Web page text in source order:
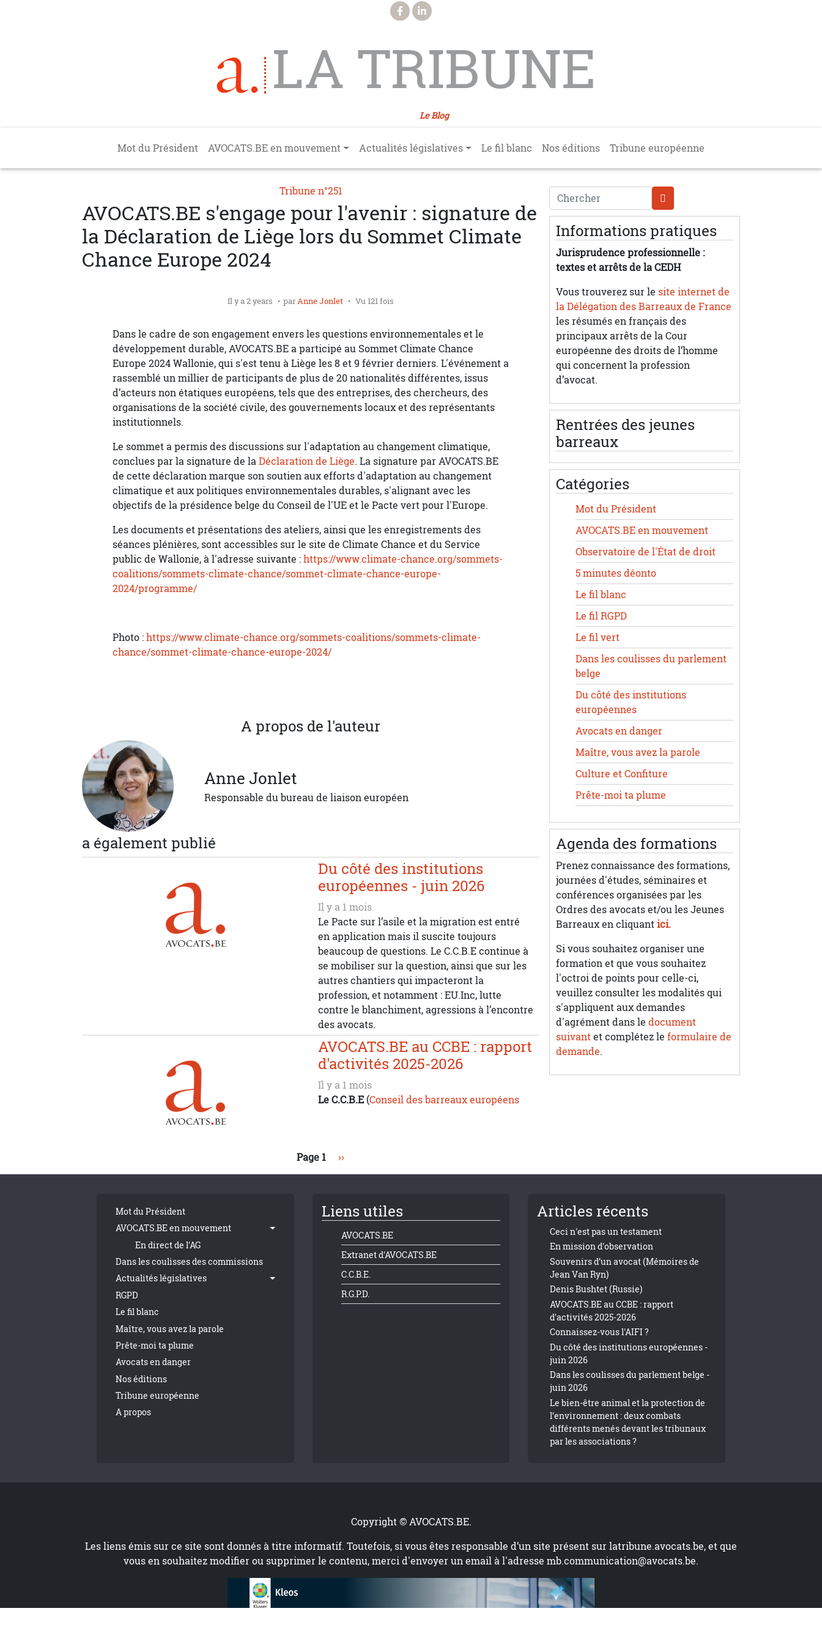
LA TRIBUNE
Le Blog
Main navigation
Mot du Président AVOCATS.BE en mouvement Actualités législatives Le fil blanc Nos éditions Tribune européenne
Tribune n°251
AVOCATS.BE s'engage pour l'avenir : signature de
la Déclaration de Liège lors du Sommet Climate
Chance Europe 2024
Il y a 2 years parAnne Jonlet Vu 121 fois
Dans le cadre de son engagement envers les questions environnementales et le
développement durable, AVOCATS.BE a participé au Sommet Climate Chance
Europe 2024 Wallonie, qui s'est tenu à Liège les 8 et 9 février derniers. L'événement a
rassemblé un millier de participants de plus de 20 nationalités différentes, issus
d’acteurs non étatiques européens, tels que des entreprises, des chercheurs, des
organisations de la société civile, des gouvernements locaux et des représentants
institutionnels.
Le sommet a permis des discussions sur l'adaptation au changement climatique,
conclues par la signature de laDéclaration de Liège. La signature par AVOCATS.BE
de cette déclaration marque son soutien aux efforts d'adaptation au changement
climatique et aux politiques environnementales durables, s'alignant avec les
objectifs de la présidence belge du Conseil de l'UE et le Pacte vert pour l'Europe.
Les documents et présentations des ateliers, ainsi que les enregistrements des
séances plénières, sont accessibles sur le site de Climate Chance et du Service
public de Wallonie, à l'adresse suivante :https://www.climate-chance.org/sommets-
coalitions/sommets-climate-chance/sommet-climate-chance-europe-
2024/programme/
Photo :https://www.climate-chance.org/sommets-coalitions/sommets-climate-
chance/sommet-climate-chance-europe-2024/
A propos de l'auteur
Anne Jonlet
Responsable du bureau de liaison européen
a également publié
Du côté des institutions
européennes - juin 2026
Il y a 1 mois
Le Pacte sur l’asile et la migration est entré
en application mais il suscite toujours
beaucoup de questions. Le C.C.B.E continue à
se mobiliser sur la question, ainsi que sur les
autres chantiers qui impacteront la
profession, et notamment : EU.Inc, lutte
contre le blanchiment, agressions à l’encontre
des avocats.
AVOCATS.BE au CCBE : rapport
d'activités 2025-2026
Il y a 1 mois
Le C.C.B.E (Conseil des barreaux européens
Page 1 Page suivante
››
Chercher
Informations pratiques
Jurisprudence professionnelle :
textes et arrêts de la CEDH
Vous trouverez sur le site internet de
la Délégation des Barreaux de France
les résumés en français des
principaux arrêts de la Cour
européenne des droits de l’homme
qui concernent la profession
d’avocat.
Rentrées des jeunes
barreaux
Catégories
Mot du Président
AVOCATS.BE en mouvement
Observatoire de l'État de droit
5 minutes déonto
Le fil blanc
Le fil RGPD
Le fil vert
Dans les coulisses du parlement
belge
Du côté des institutions
européennes
Avocats en danger
Maître, vous avez la parole
Culture et Confiture
Prête-moi ta plume
Agenda des formations
Prenez connaissance des formations,
journées d'études, séminaires et
conférences organisées par les
Ordres des avocats et/ou les Jeunes
Barreaux en cliquantici.
Si vous souhaitez organiser une
formation et que vous souhaitez
l'octroi de points pour celle-ci,
veuillez consulter les modalités qui
s'appliquent aux demandes
d'agrément dans ledocument
suivantet complétez leformulaire de
demande.
Tribune Footer
Mot du Président
AVOCATS.BE en mouvement
En direct de l'AG
Dans les coulisses des commissions
Actualités législatives
RGPD
Le fil blanc
Maître, vous avez la parole
Prête-moi ta plume
Avocats en danger
Nos éditions
Tribune européenne
A propos
Liens utiles
AVOCATS.BE
Extranet d'AVOCATS.BE
C.C.B.E.
R.G.P.D.
Articles récents
Ceci n'est pas un testament
En mission d'observation
Souvenirs d’un avocat (Mémoires de
Jean Van Ryn)
Denis Bushtet (Russie)
AVOCATS.BE au CCBE : rapport
d'activités 2025-2026
Connaissez-vous l'AIFI ?
Du côté des institutions européennes -
juin 2026
Dans les coulisses du parlement belge -
juin 2026
Le bien-être animal et la protection de
l’environnement : deux combats
différents menés devant les tribunaux
par les associations ?
Copyright © AVOCATS.BE.
Les liens émis sur ce site sont donnés à titre informatif. Toutefois, si vous êtes responsable d’un site présent surlatribune.avocats.be, et que
vous en souhaitez modifier ou supprimer le contenu, merci d'envoyer un email à l'adresse mb.communication@avocats.be.